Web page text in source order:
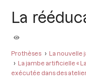
La
Prothèses
La nouvelle
La jambe artificielle «
exécutée dans des